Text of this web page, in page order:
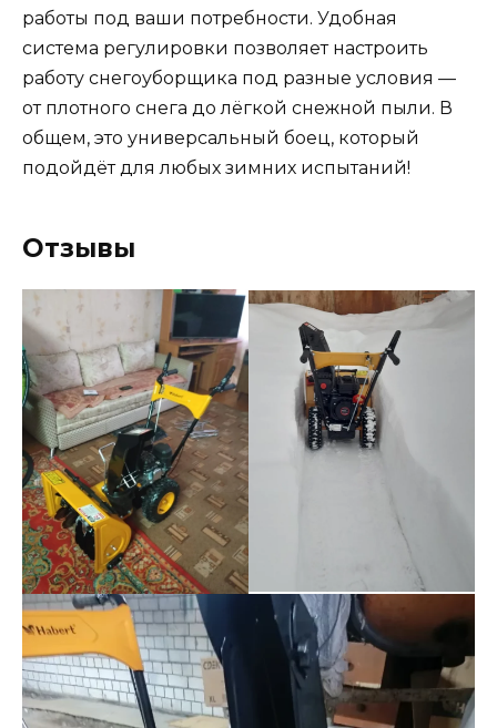
работы под ваши потребности. Удобная
система регулировки позволяет настроить
работу снегоуборщика под разные условия —
от плотного снега до лёгкой снежной пыли. В
общем, это универсальный боец, который
подойдёт для любых зимних испытаний!
Отзывы